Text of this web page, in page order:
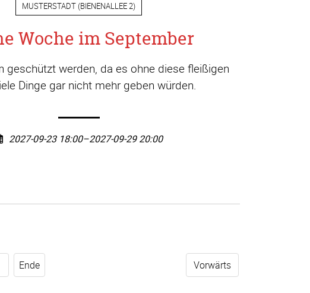
MUSTERSTADT (BIENENALLEE 2)
Woche im September
geschützt werden, da es ohne diese fleißigen
Dinge gar nicht mehr geben würden.
2027-09-23 18:00–2027-09-29 20:00
Vorwärts
Ende